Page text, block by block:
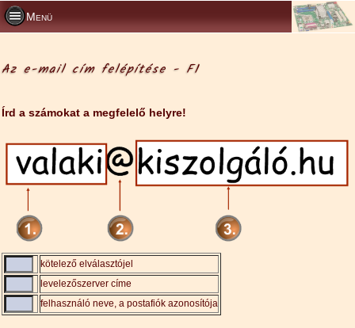
Menü
Az e-mail cím felépítése - F1
Írd a számokat a megfelelő helyre!
kötelező elválasztójel
levelezőszerver címe
felhasználó neve, a postafiók azonosítója